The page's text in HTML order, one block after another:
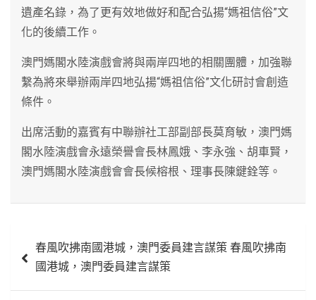
遺產名錄，為了更有效地做好和配合弘揚“媽祖信俗”文
化的後續工作。
澳門媽閣水陸演戲會將與兩岸四地的相關團體，加強聯
繫為將來舉辦兩岸四地弘揚“媽祖信俗”文化研討會創造
條件。
出席活動的嘉賓有中聯辦社工部副部長莫育敏，澳門媽
閣水陸演戲會永遠榮譽會長林鳳娥、李永強、胡車賢，
澳門媽閣水陸演戲會會長候榕根、理事長陳鍵銓等。
章 春風吹拂南國港城，澳門委員建言謀策 春風吹拂南
國港城，澳門委員建言謀策